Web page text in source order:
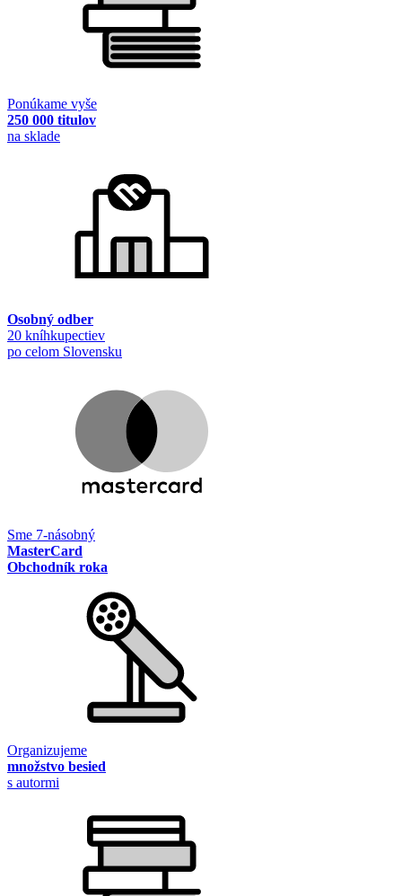
Ponúkame vyše
250 000 titulov
na sklade
Osobný odber
20 kníhkupectiev
po celom Slovensku
Sme 7-násobný
MasterCard
Obchodník roka
Organizujeme
množstvo besied
s autormi